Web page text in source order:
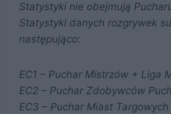
Statystyki nie obejmują
Statystyki danych rozgrywek
następująco:
EC1 – Puchar Mistrzów + Liga
EC2 – Puchar Zdobywców
EC3 – Puchar Miast Targowych